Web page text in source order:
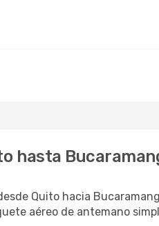
hasta
Quito hacia
aéreo de antemano